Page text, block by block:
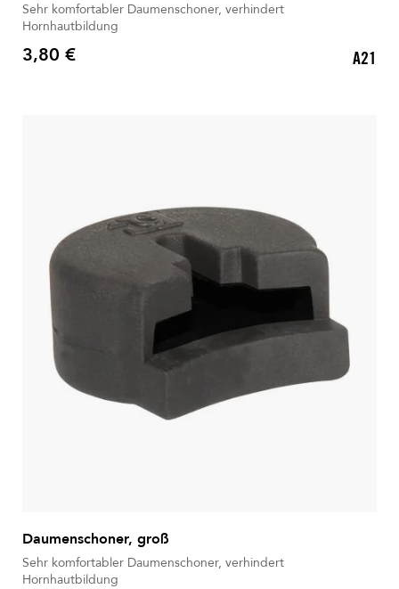
Sehr komfortabler Daumenschoner, verhindert
Hornhautbildung
Preis
3,80 € A21
Daumenschoner, groß
Sehr komfortabler Daumenschoner, verhindert
Hornhautbildung